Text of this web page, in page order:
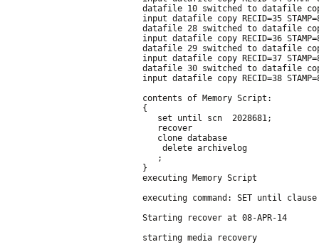
datafile 10 switched to datafile
input datafile copy RECID=35
datafile 28 switched to datafile
input datafile copy RECID=36
datafile 29 switched to datafile
input datafile copy RECID=37
datafile 30 switched to datafile
input datafile copy RECID=38
contents of Memory Script:
{
set until scn  2028681;
recover
clone database
delete archivelog
;
}
executing Memory Script
executing command: SET until clause
Starting recover at 08-APR-14
starting media recovery